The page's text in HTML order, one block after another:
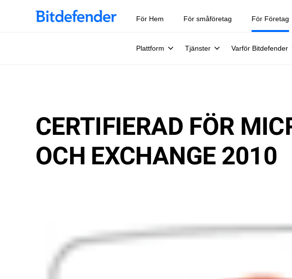
För Hem För småföretag För Företag
Plattform Tjänster Varför Bitdefender
CERTIFIERAD FÖR
OCH EXCHANGE 2010